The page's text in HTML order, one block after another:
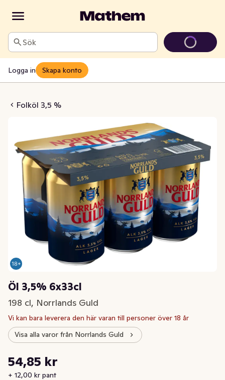
Sök
Logga in Skapa konto
Folköl 3,5 %
6x33cl
Öl 3,5% 6x33cl
198 cl, Norrlands Guld
Vi kan bara leverera den här varan till personer över 18 år
Visa alla varor från Norrlands Guld
Nuvarande pris är: 54,85 kr
54,85 kr
+ 12,00 kr pant
Styckpris: 27,70 kr /l